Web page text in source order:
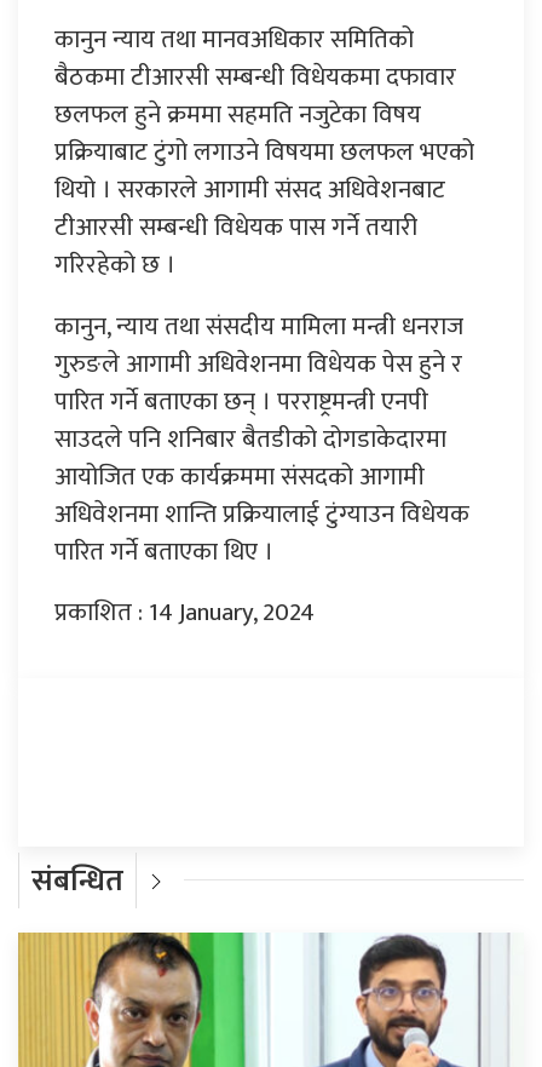
कानुन न्याय तथा मानवअधिकार समितिको
बैठकमा टीआरसी सम्बन्धी विधेयकमा दफावार
छलफल हुने क्रममा सहमति नजुटेका विषय
प्रक्रियाबाट टुंगो लगाउने विषयमा छलफल भएको
थियो । सरकारले आगामी संसद अधिवेशनबाट
टीआरसी सम्बन्धी विधेयक पास गर्ने तयारी
गरिरहेको छ ।
कानुन, न्याय तथा संसदीय मामिला मन्त्री धनराज
गुरुङले आगामी अधिवेशनमा विधेयक पेस हुने र
पारित गर्ने बताएका छन् । परराष्ट्रमन्त्री एनपी
साउदले पनि शनिबार बैतडीको दोगडाकेदारमा
आयोजित एक कार्यक्रममा संसदको आगामी
अधिवेशनमा शान्ति प्रक्रियालाई टुंग्याउन विधेयक
पारित गर्ने बताएका थिए ।
प्रकाशित : 14 January, 2024
संबन्धित